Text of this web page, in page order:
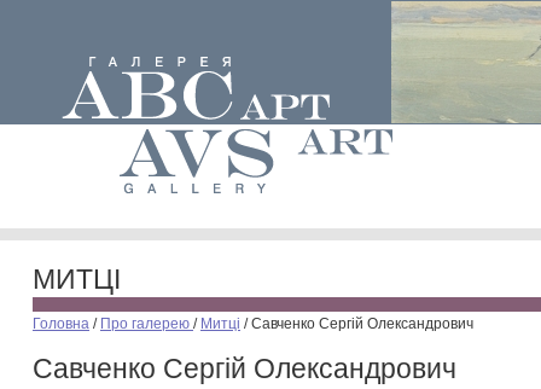
МИТЦІ
Головна / Про галерею / Митці /Савченко Сергій Олександрович
Савченко Сергій Олександрович